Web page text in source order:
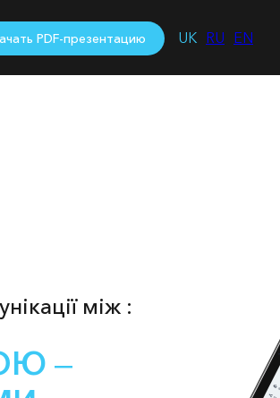
PDF-презентацию UK RU EN
між :
‒